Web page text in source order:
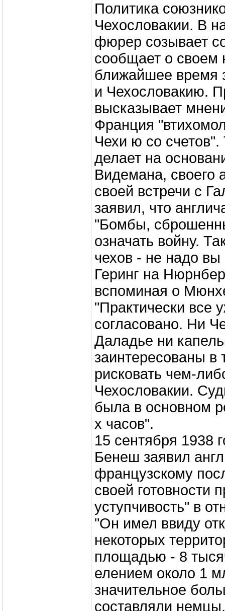
Политика
Чехословакии. В
фюрер созывает
сообщает о своем
ближайшее время
и Чехословакию.
высказывает
Франция
Чехи ю со
делает на
Видемана, своего
своей встречи с
заявил, что
"Бомбы,
означать войну.
чехов - не надо
Геринг на
вспоминая о
"Практически все
согласовано. Ни
Даладье ни
заинтересованы в
рисковать чем-
Чехословакии.
была в основном
х часов".
15 сентября 1938
Бенеш заявил
французскому
своей готовности
уступчивость" в
"Он имел ввиду
некоторых
площадью - 8
елением около 1
значительное
составляли